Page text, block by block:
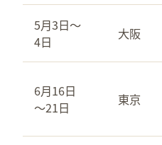
5月3日～
4日
大阪
6月16日
～21日
東京